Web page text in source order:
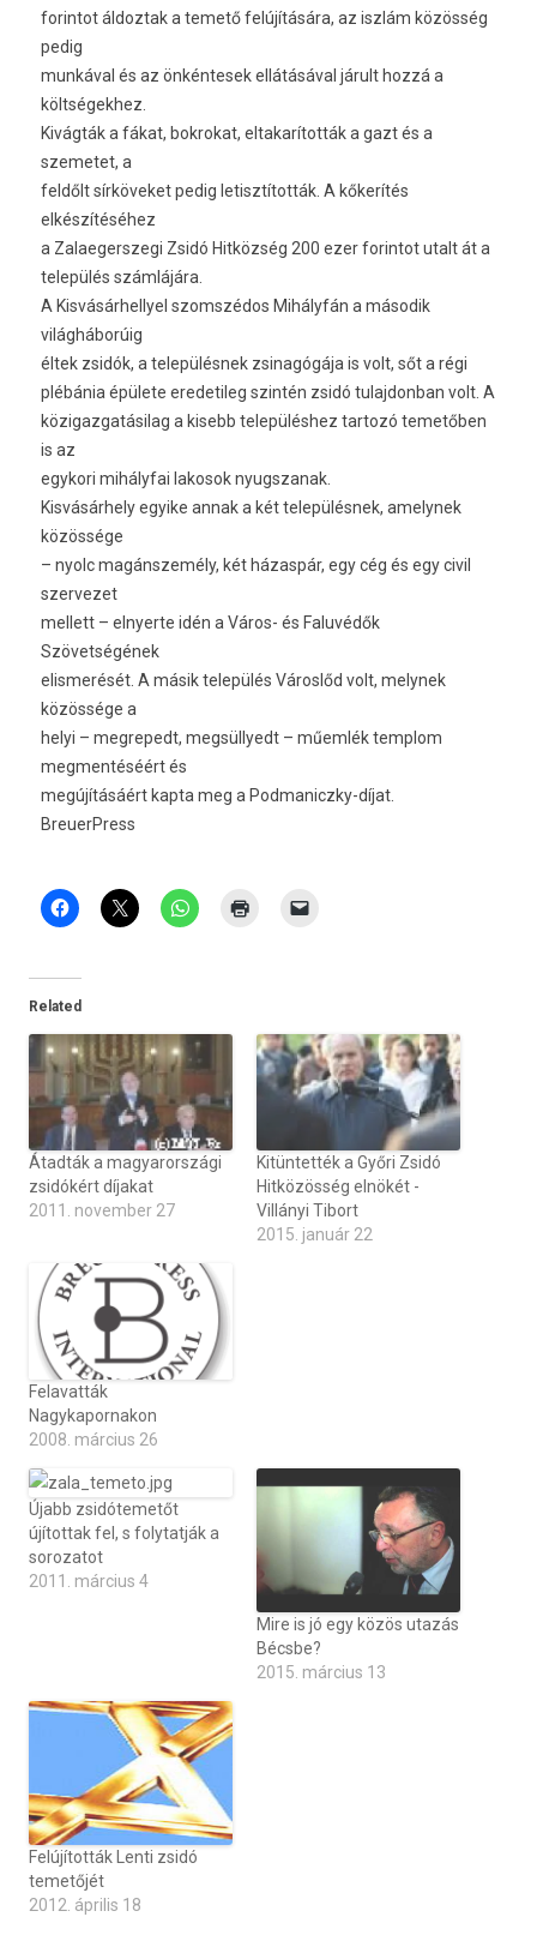
forintot áldoztak a temető felújítására, az iszlám közösség
pedig
munkával és az önkéntesek ellátásával járult hozzá a
költségekhez.
Kivágták a fákat, bokrokat, eltakarították a gazt és a
szemetet, a
feldőlt sírköveket pedig letisztították. A kőkerítés
elkészítéséhez
a Zalaegerszegi Zsidó Hitközség 200 ezer forintot utalt át a
település számlájára.
A Kisvásárhellyel szomszédos Mihályfán a második
világháborúig
éltek zsidók, a településnek zsinagógája is volt, sőt a régi
plébánia épülete eredetileg szintén zsidó tulajdonban volt. A
közigazgatásilag a kisebb településhez tartozó temetőben
is az
egykori mihályfai lakosok nyugszanak.
Kisvásárhely egyike annak a két településnek, amelynek
közössége
– nyolc magánszemély, két házaspár, egy cég és egy civil
szervezet
mellett – elnyerte idén a Város- és Faluvédők
Szövetségének
elismerését. A másik település Városlőd volt, melynek
közössége a
helyi – megrepedt, megsüllyedt – műemlék templom
megmentéséért és
megújításáért kapta meg a Podmaniczky-díjat.
BreuerPress
Related
Átadták a magyarországi
zsidókért díjakat
2011. november 27
Kitüntették a Győri Zsidó
Hitközösség elnökét -
Villányi Tibort
2015. január 22
Felavatták
Nagykapornakon
2008. március 26
Újabb zsidótemetőt
újítottak fel, s folytatják a
sorozatot
2011. március 4
Mire is jó egy közös utazás
Bécsbe?
2015. március 13
Felújították Lenti zsidó
temetőjét
2012. április 18